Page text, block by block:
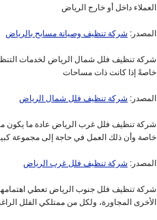
العملاء داخل أو خارج الرياض
المصدر: شركة تنظيف وصيانة مسابح بالرياض
شركة تنظيف فلل شمال الرياض لخدمات
خاصةً إذا كانت ذات مساحات
المصدر: شركة تنظيف فلل شمال الرياض
شركة تنظيف فلل غرب الرياض عادة ما يكون
خاصة وأن ذلك العمل في حاجة إلى مجموعة
المصدر: شركة تنظيف فلل غرب الرياض
شركة تنظيف فلل جنوب الرياض تعطي اهتمامها
الأخرى المجاورة، ولكل من ممتلكي الفلل